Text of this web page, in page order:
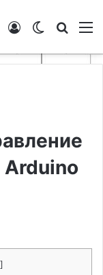
Switch skin
Войти
Arduino
]